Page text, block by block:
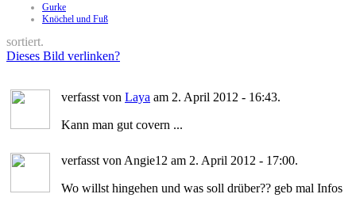
Gurke
Knöchel und Fuß
sortiert.
Dieses Bild verlinken?
verfasst von Laya am 2. April 2012 - 16:43.
Kann man gut covern ...
verfasst von Angie12 am 2. April 2012 - 17:00.
Wo willst hingehen und was soll drüber?? geb mal Infos